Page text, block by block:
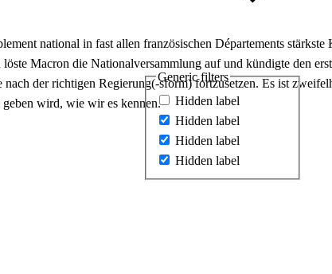
Generic filters
Hidden label
Hidden label
Hidden label
Hidden label
national in fast allen französischen Départements
Macron die Nationalversammlung auf und kündigte den
der richtigen Regierung(-sform) fortzusetzen. Es ist
wird, wie wir es kennen.